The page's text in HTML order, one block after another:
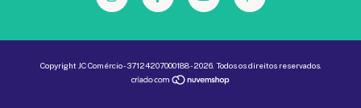
Copyright JC Comércio - 37124207000188 - 2026. Todos os direitos reservados.